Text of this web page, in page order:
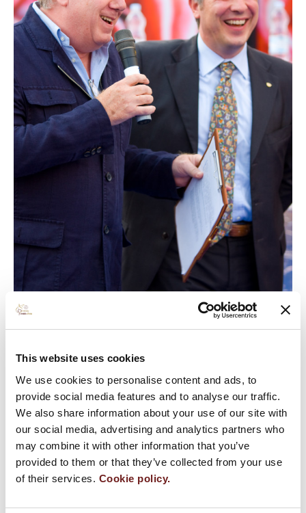
This website uses cookies
We use cookies to personalise content and ads, to
provide social media features and to analyse our traffic.
We also share information about your use of our site with
our social media, advertising and analytics partners who
may combine it with other information that you’ve
provided to them or that they’ve collected from your use
of their services. Cookie policy.
Asta benefica del Prosciutto di Parma
19 settembre 2009
“La luce del prosciutto” e il mercato della
Strada dei Vini e dei Sapori